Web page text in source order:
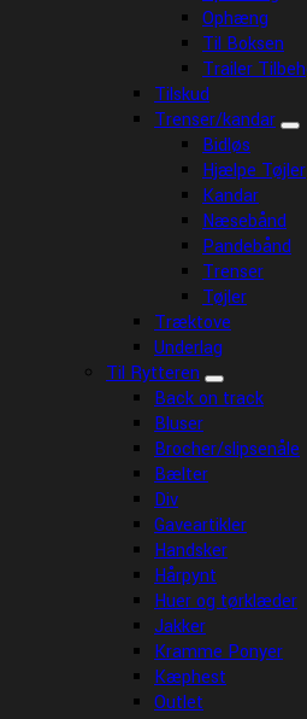
Ophæng
Til Boksen
Trailer
Tilskud
Trenser/kandar
Bidløs
Hjælpe Tøjler
Kandar
Næsebånd
Pandebånd
Trenser
Tøjler
Træktove
Underlag
Til Rytteren
Back on track
Bluser
Brocher/slipsenåle
Bælter
Div
Gaveartikler
Handsker
Hårpynt
Huer og tørklæder
Jakker
Kramme Ponyer
Kæphest
Outlet